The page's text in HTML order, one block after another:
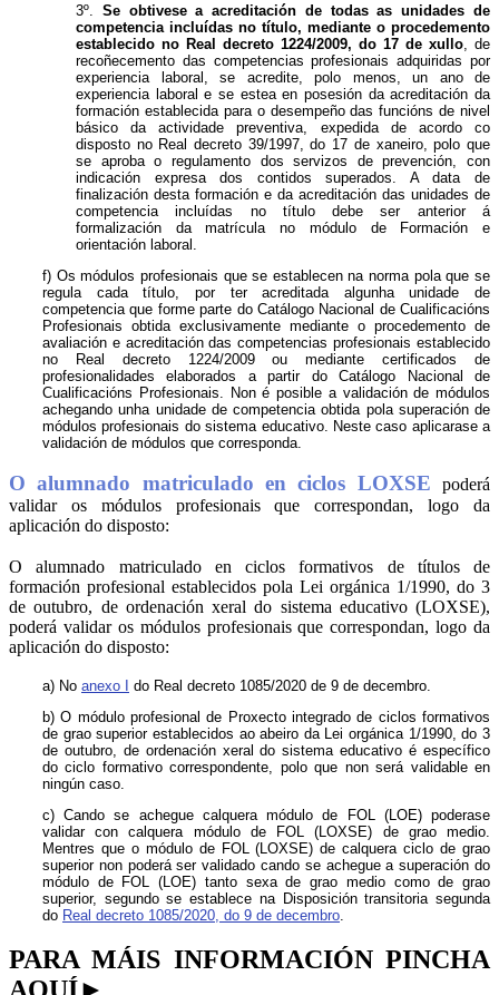
3º. Se obtivese a acreditación de todas as unidades de
competencia incluídas no título, mediante o procedemento
establecido no Real decreto 1224/2009, do 17 de xullo , de
recoñecemento das competencias profesionais adquiridas por
experiencia laboral, se acredite, polo menos, un ano de
experiencia laboral e se estea en posesión da acreditación da
formación establecida para o desempeño das funcións de nivel
básico da actividade preventiva, expedida de acordo co
disposto no Real decreto 39/1997, do 17 de xaneiro, polo que
se aproba o regulamento dos servizos de prevención, con
indicación expresa dos contidos superados. A data de
finalización desta formación e da acreditación das unidades de
competencia incluídas no título debe ser anterior á
formalización da matrícula no módulo de Formación e
orientación laboral.
f) Os módulos profesionais que se establecen na norma pola que se
regula cada título, por ter acreditada algunha unidade de
competencia que forme parte do Catálogo Nacional de Cualificacións
Profesionais obtida exclusivamente mediante o procedemento de
avaliación e acreditación das competencias profesionais establecido
no Real decreto 1224/2009 ou mediante certificados de
profesionalidades elaborados a partir do Catálogo Nacional de
Cualificacións Profesionais. Non é posible a validación de módulos
achegando unha unidade de competencia obtida pola superación de
módulos profesionais do sistema educativo. Neste caso aplicarase a
validación de módulos que corresponda.
O alumnado matriculado en ciclos LOXSE
poderá
validar os módulos profesionais que correspondan, logo da
aplicación do disposto:
O alumnado matriculado en ciclos formativos de títulos de
formación profesional establecidos pola Lei orgánica 1/1990, do 3
de outubro, de ordenación xeral do sistema educativo (LOXSE),
poderá validar os módulos profesionais que correspondan, logo da
aplicación do disposto:
a) No anexo I
do Real decreto 1085/2020 de 9 de decembro.
b) O módulo profesional de Proxecto integrado de ciclos formativos
de grao superior establecidos ao abeiro da Lei orgánica 1/1990, do 3
de outubro, de ordenación xeral do sistema educativo é específico
do ciclo formativo correspondente, polo que non será validable en
ningún caso.
c) Cando se achegue calquera módulo de FOL (LOE) poderase
validar con calquera módulo de FOL (LOXSE) de grao medio.
Mentres que o módulo de FOL (LOXSE) de calquera ciclo de grao
superior non poderá ser validado cando se achegue a superación do
módulo de FOL (LOE) tanto sexa de grao medio como de grao
superior, segundo se establece na Disposición transitoria segunda
do Real decreto 1085/2020, do 9 de decembro.
PARA MÁIS INFORMACIÓN PINCHA
AQUÍ►